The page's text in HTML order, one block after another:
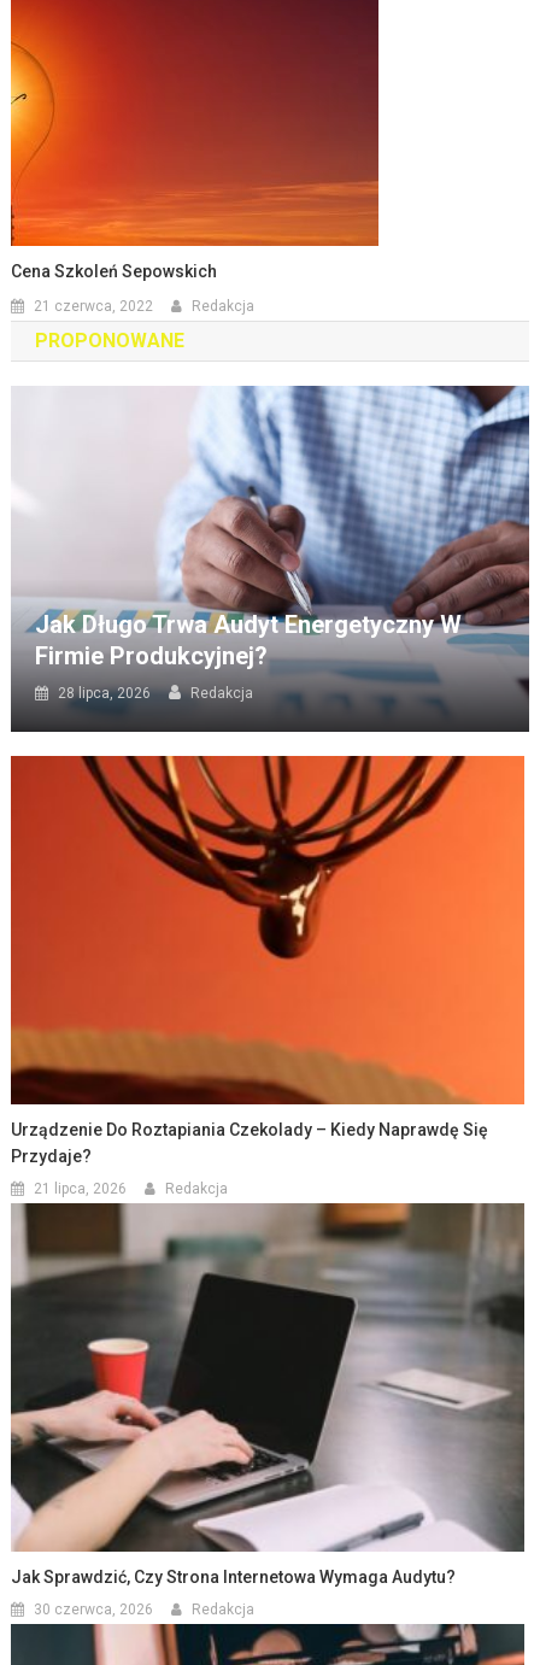
Cena Szkoleń Sepowskich
21 czerwca, 2022 Redakcja
PROPONOWANE
Jak Długo Trwa Audyt Energetyczny W
Firmie Produkcyjnej?
28 lipca, 2026 Redakcja
Urządzenie Do Roztapiania Czekolady – Kiedy Naprawdę Się
Przydaje?
21 lipca, 2026 Redakcja
Jak Sprawdzić, Czy Strona Internetowa Wymaga Audytu?
30 czerwca, 2026 Redakcja